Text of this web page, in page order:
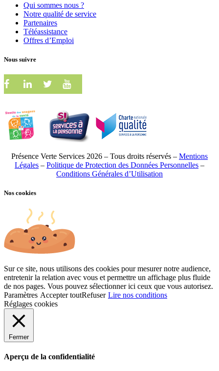
Qui sommes nous ?
Notre qualité de service
Partenaires
Téléassistance
Offres d’Emploi
Nous suivre
Présence Verte Services 2026 – Tous droits réservés – Mentions
Légales – Politique de Protection des Données Personnelles –
Conditions Générales d’Utilisation
Nos cookies
Sur ce site, nous utilisons des cookies pour mesurer notre audience,
entretenir la relation avec vous et permettre un affichage plus fluide
de nos pages. Vous pouvez sélectionner ici ceux que vous autorisez.
Paramètres Accepter toutRefuser Lire nos conditions
Réglages cookies
Fermer
Aperçu de la confidentialité